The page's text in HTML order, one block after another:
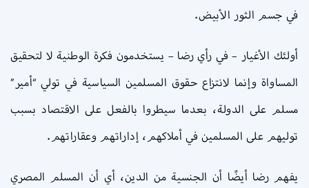
في جسم الثور الأبيض.
أولئك الأغيار – في رأي رضا – يستخدمون فكرة الوطنية لا لتحقيق
المساواة وإنما لانتزاع حقوق المسلمين السياسية في تولي “أمير”
مسلم على الدولة، بعدما سيطروا بالفعل على الاقتصاد بسبب
توليهم على المسلمين في أملاكهم، إداراتهم وعقاراتهم.
يفهم رضا أيضًا أن الجنسية من الدين، أي أن المسلم المصري